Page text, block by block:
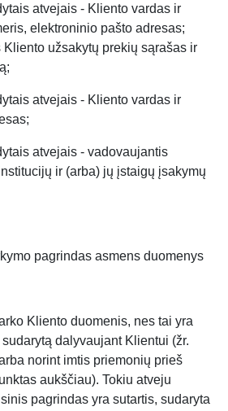
atvejais - Kliento vardas ir
elektroninio pašto adresas;
Kliento užsakytų prekių sąrašas ir
atvejais - Kliento vardas ir
atvejais - vadovaujantis
ir (arba) jų įstaigų įsakymų
pagrindas asmens duomenys
Kliento duomenis, nes tai yra
dalyvaujant Klientui (žr.
norint imtis priemonių prieš
aukščiau). Tokiu atveju
pagrindas yra sutartis, sudaryta